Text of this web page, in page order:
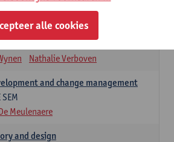
Zabara
bijzondere vraagstukken
SEM
Nathalie Verboven
and change management
SEM
Meulenaere
and design
alle cookies